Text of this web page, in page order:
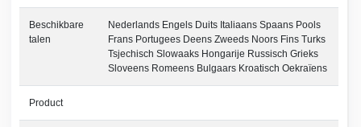
Beschikbare
talen
Nederlands Engels Duits Italiaans Spaans Pools
Frans Portugees Deens Zweeds Noors Fins Turks
Tsjechisch Slowaaks Hongarije Russisch Grieks
Sloveens Romeens Bulgaars Kroatisch Oekraïens
Product